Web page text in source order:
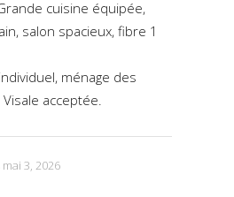
cuisine équipée,
salon spacieux, fibre 1
ménage des
acceptée.
mai 3, 2026